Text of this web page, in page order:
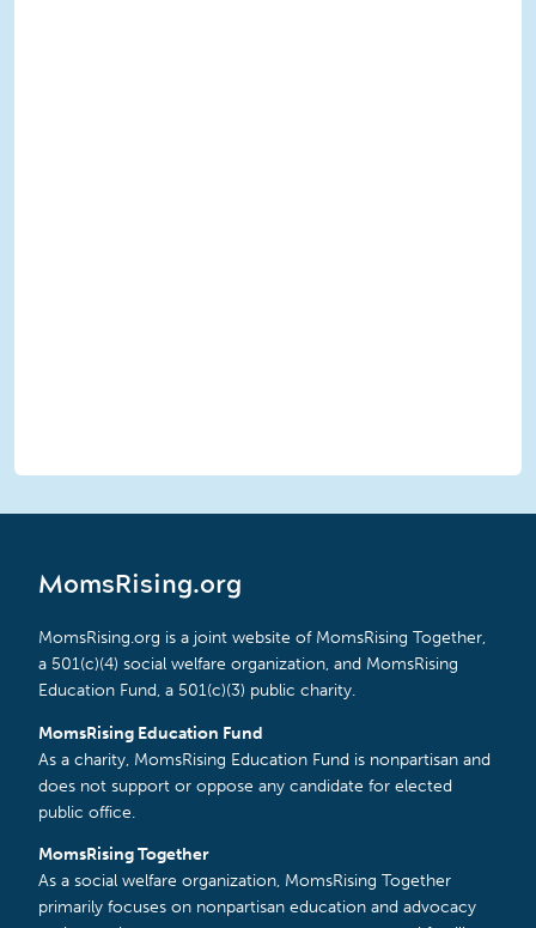
MomsRising.org
MomsRising.org is a joint website of MomsRising Together,
a 501(c)(4) social welfare organization, and MomsRising
Education Fund, a 501(c)(3) public charity.
MomsRising Education Fund
As a charity, MomsRising Education Fund is nonpartisan and
does not support or oppose any candidate for elected
public office.
MomsRising Together
As a social welfare organization, MomsRising Together
primarily focuses on nonpartisan education and advocacy